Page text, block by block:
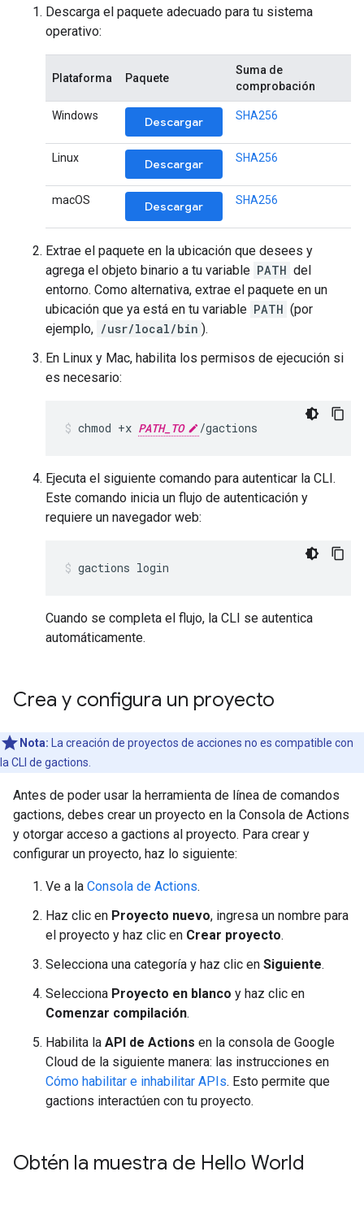
Descarga el paquete adecuado para tu sistema
operativo:
Plataforma Paquete
Suma de
comprobación
Windows Descargar SHA256
Linux Descargar SHA256
macOS Descargar SHA256
Extrae el paquete en la ubicación que desees y
agrega el objeto binario a tu variable PATH del
entorno. Como alternativa, extrae el paquete en un
ubicación que ya está en tu variable PATH (por
ejemplo, /usr/local/bin ).
En Linux y Mac, habilita los permisos de ejecución si
es necesario:
chmod +x PATH_TO /gactions
Ejecuta el siguiente comando para autenticar la CLI.
Este comando inicia un flujo de autenticación y
requiere un navegador web:
gactions login
Cuando se completa el flujo, la CLI se autentica
automáticamente.
Crea y configura un proyecto
Nota: La creación de proyectos de acciones no es compatible con
la CLI de gactions.
Antes de poder usar la herramienta de línea de comandos
gactions, debes crear un proyecto en la Consola de Actions
y otorgar acceso a gactions al proyecto. Para crear y
configurar un proyecto, haz lo siguiente:
Ve a la Consola de Actions.
Haz clic en Proyecto nuevo, ingresa un nombre para
el proyecto y haz clic en Crear proyecto.
Selecciona una categoría y haz clic en Siguiente.
Selecciona Proyecto en blanco y haz clic en
Comenzar compilación.
Habilita la API de Actions en la consola de Google
Cloud de la siguiente manera: las instrucciones en
Cómo habilitar e inhabilitar APIs. Esto permite que
gactions interactúen con tu proyecto.
Obtén la muestra de Hello World